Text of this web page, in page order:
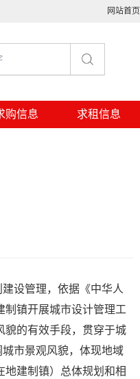
网站首页
购信息 求租信息
设管理，依据《中华人
镇开展城市设计管理工
的有效手段，贯穿于城
市景观风貌，体现地域
建制镇）总体规划和相